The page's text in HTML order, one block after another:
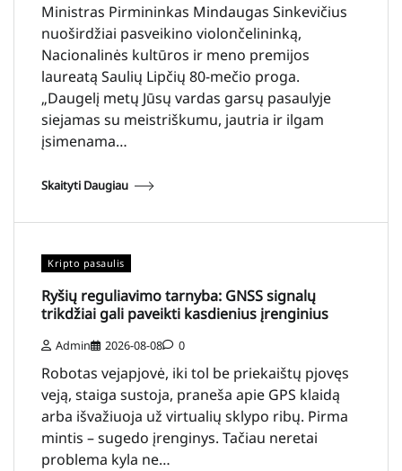
Ministras Pirmininkas Mindaugas Sinkevičius
nuoširdžiai pasveikino violončelininką,
Nacionalinės kultūros ir meno premijos
laureatą Saulių Lipčių 80-mečio proga.
„Daugelį metų Jūsų vardas garsų pasaulyje
siejamas su meistriškumu, jautria ir ilgam
įsimenama…
Skaityti Daugiau
Kripto pasaulis
Ryšių reguliavimo tarnyba: GNSS signalų
trikdžiai gali paveikti kasdienius įrenginius
Admin 2026-08-08 0
Robotas vejapjovė, iki tol be priekaištų pjovęs
veją, staiga sustoja, praneša apie GPS klaidą
arba išvažiuoja už virtualių sklypo ribų. Pirma
mintis – sugedo įrenginys. Tačiau neretai
problema kyla ne…